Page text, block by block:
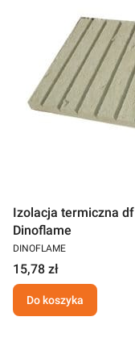
Izolacja termiczna
Dinoflame
DINOFLAME
15,78 zł
Do koszyka